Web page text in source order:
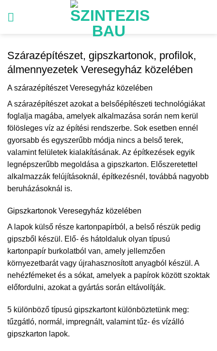
Szárazépítészet, gipszkartonok, profilok,
álmennyezetek Veresegyház közelében
A szárazépítészet Veresegyház közelében
A szárazépítészet azokat a belsőépítészeti technológiákat
foglalja magába, amelyek alkalmazása során nem kerül
fölösleges víz az építési rendszerbe. Sok esetben ennél
gyorsabb és egyszerűbb módja nincs a belső terek,
valamint felületek kialakításának. Az építkezések egyik
legnépszerűbb megoldása a gipszkarton. Előszeretettel
alkalmazzák felújításoknál, építkezésnél, továbbá nagyobb
beruházásoknál is.
Gipszkartonok Veresegyház közelében
A lapok külső része kartonpapírból, a belső részük pedig
gipszből készül. Elő- és hátoldaluk olyan típusú
kartonpapír burkolatból van, amely jellemzően
környezetbarát vagy újrahasznosított anyagból készül. A
nehézfémeket és a sókat, amelyek a papírok között szoktak
előfordulni, azokat a gyártás során eltávolítják.
5 különböző típusú gipszkartont különböztetünk meg:
tűzgátló, normál, impregnált, valamint tűz- és vízálló
gipszkarton lapok.